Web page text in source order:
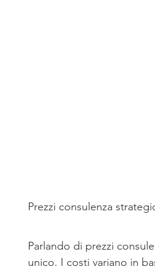
Prezzi consulenza
Parlando di prezzi
unico. I costi variano in